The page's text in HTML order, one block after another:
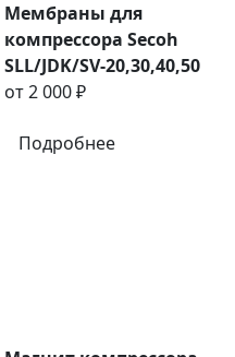
Мембраны для
компрессора Secoh
SLL/JDK/SV-20,30,40,50
от 2 000 ₽
Подробнее